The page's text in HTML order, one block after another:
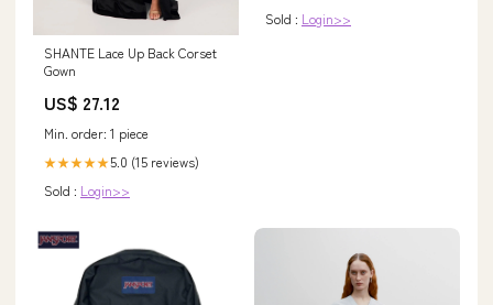
SHANTE Lace Up Back Corset
Gown
US$ 27.12
Min. order: 1 piece
★★★★★5.0 (15 reviews)
Sold : Login>>
Sold : Login>>